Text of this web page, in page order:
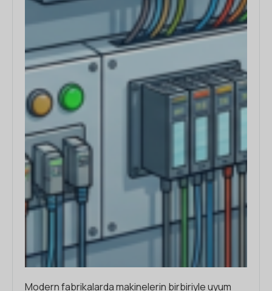
Modern fabrikalarda makinelerin birbiriyle uyum